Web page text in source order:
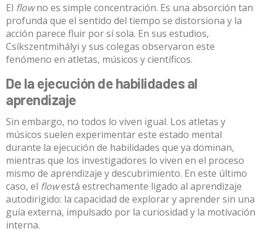
El flowno es simple concentración. Es una absorción tan
profunda que el sentido del tiempo se distorsiona y la
acción parece fluir por sí sola. En sus estudios,
Csíkszentmihályi y sus colegas observaron este
fenómeno en atletas, músicos y científicos.
De la ejecución de habilidades al
aprendizaje
Sin embargo, no todos lo viven igual. Los atletas y
músicos suelen experimentar este estado mental
durante la ejecución de habilidades que ya dominan,
mientras que los investigadores lo viven en el proceso
mismo de aprendizaje y descubrimiento. En este último
caso, el flowestá estrechamente ligado al aprendizaje
autodirigido: la capacidad de explorar y aprender sin una
guía externa, impulsado por la curiosidad y la motivación
interna.